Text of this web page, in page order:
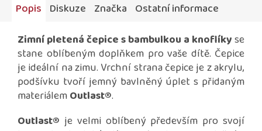
Popis Diskuze Značka Ostatní informace
Zimní pletená čepices bambulkou a knoflíkyse
stane oblíbeným doplňkem pro vaše dítě. Čepice
je ideální na zimu. Vrchní strana čepice je z akrylu,
podšívku tvoří jemný bavlněný úplet s přidaným
materiálemOutlast®.
Outlast® je velmi oblíbený především pro svojí